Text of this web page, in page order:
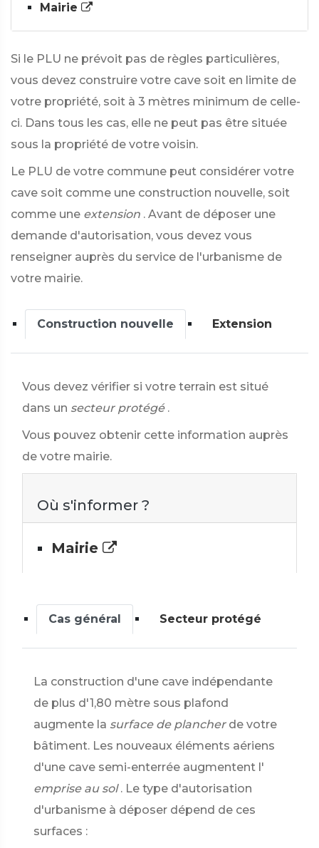
Mairie
Si le PLU ne prévoit pas de règles particulières,
vous devez construire votre cave soit en limite de
votre propriété, soit à 3 mètres minimum de celle-
ci. Dans tous les cas, elle ne peut pas être située
sous la propriété de votre voisin.
Le PLU de votre commune peut considérer votre
cave soit comme une construction nouvelle, soit
comme une extension . Avant de déposer une
demande d'autorisation, vous devez vous
renseigner auprès du service de l'urbanisme de
votre mairie.
Construction nouvelle Extension
Vous devez vérifier si votre terrain est situé
dans un secteur protégé .
Vous pouvez obtenir cette information auprès
de votre mairie.
Où s'informer ?
Mairie
Cas général Secteur protégé
La construction d'une cave indépendante
de plus d'1,80 mètre sous plafond
augmente la surface de plancher de votre
bâtiment. Les nouveaux éléments aériens
d'une cave semi-enterrée augmentent l'
emprise au sol . Le type d'autorisation
d'urbanisme à déposer dépend de ces
surfaces :